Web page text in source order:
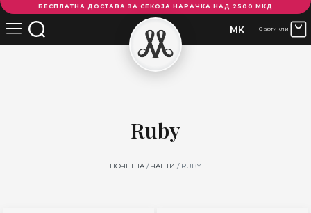
БЕСПЛАТНА ДОСТАВА ЗА СЕКОЈА НАРАЧКА НАД 2500 МКД
MK 0 артикли
Ruby
ПОЧЕТНА /ЧАНТИ / RUBY